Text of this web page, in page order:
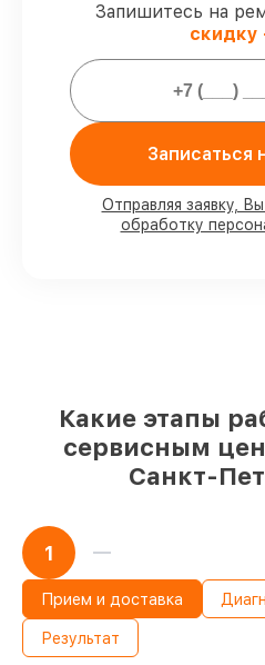
Мы гарантируем:
присутствии
деталей Venox
Петербурге,
оперативно
Запишитесь на
скидку
Записаться
Отправляя заявку,
обработку
Какие этапы
сервисным
Санкт-
1
Прием и доставка
Результат